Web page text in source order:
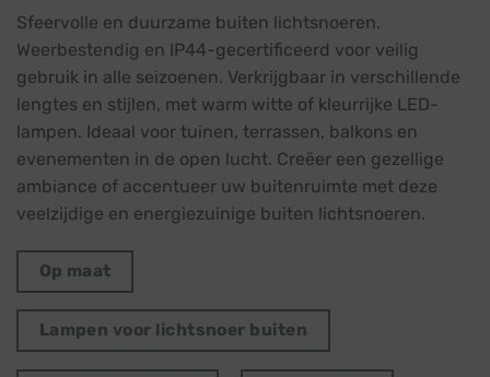
Sfeervolle en duurzame buiten lichtsnoeren.
Weerbestendig en IP44-gecertificeerd voor veilig
gebruik in alle seizoenen. Verkrijgbaar in verschillende
lengtes en stijlen, met warm witte of kleurrijke LED-
lampen. Ideaal voor tuinen, terrassen, balkons en
evenementen in de open lucht. Creëer een gezellige
ambiance of accentueer uw buitenruimte met deze
veelzijdige en energiezuinige buiten lichtsnoeren.
Op maat
Lampen voor lichtsnoer buiten